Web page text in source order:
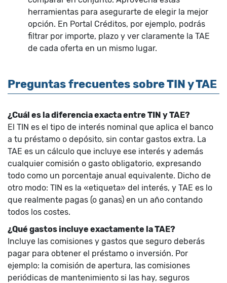
herramientas para asegurarte de elegir la mejor
opción. En Portal Créditos, por ejemplo, podrás
filtrar por importe, plazo y ver claramente la TAE
de cada oferta en un mismo lugar.
Preguntas frecuentes sobre TIN y TAE
¿Cuál es la diferencia exacta entre TIN y TAE?
El TIN es el tipo de interés nominal que aplica el banco
a tu préstamo o depósito, sin contar gastos extra. La
TAE es un cálculo que incluye ese interés y además
cualquier comisión o gasto obligatorio, expresando
todo como un porcentaje anual equivalente. Dicho de
otro modo: TIN es la «etiqueta» del interés, y TAE es lo
que realmente pagas (o ganas) en un año contando
todos los costes.
¿Qué gastos incluye exactamente la TAE?
Incluye las comisiones y gastos que seguro deberás
pagar para obtener el préstamo o inversión. Por
ejemplo: la comisión de apertura, las comisiones
periódicas de mantenimiento si las hay, seguros